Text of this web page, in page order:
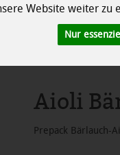
Website weiter zu
Nur
Aioli
Prepack Bärlauch-